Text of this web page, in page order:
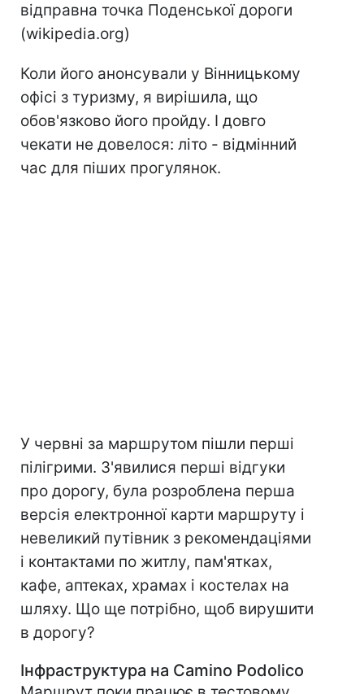
відправна точка Поденської дороги
(wikipedia.org)
Коли його анонсували у Вінницькому
офісі з туризму, я вирішила, що
обов'язково його пройду. І довго
чекати не довелося: літо - відмінний
час для піших прогулянок.
У червні за маршрутом пішли перші
пілігрими. З'явилися перші відгуки
про дорогу, була розроблена перша
версія електронної карти маршруту і
невеликий путівник з рекомендаціями
і контактами по житлу, пам'ятках,
кафе, аптеках, храмах і костелах на
шляху. Що ще потрібно, щоб вирушити
в дорогу?
Інфраструктура на Camino Podolico